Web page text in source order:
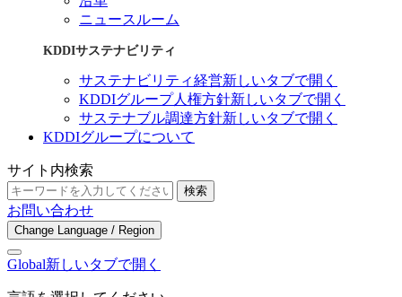
ニュースルーム
KDDIサステナビリティ
サステナビリティ経営新しいタブで開く
KDDIグループ人権方針新しいタブで開く
サステナブル調達方針新しいタブで開く
KDDIグループについて
サイト内検索
検索
お問い合わせ
Change Language / Region
Global新しいタブで開く